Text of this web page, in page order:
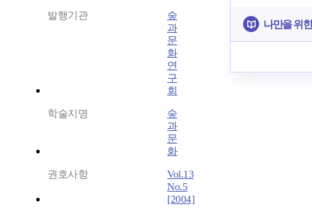
발행기관
숲
과
문
화
연
구
회
학술지명
숲
과
문
화
권호사항
Vol.13
No.5
[2004]
나만을 위